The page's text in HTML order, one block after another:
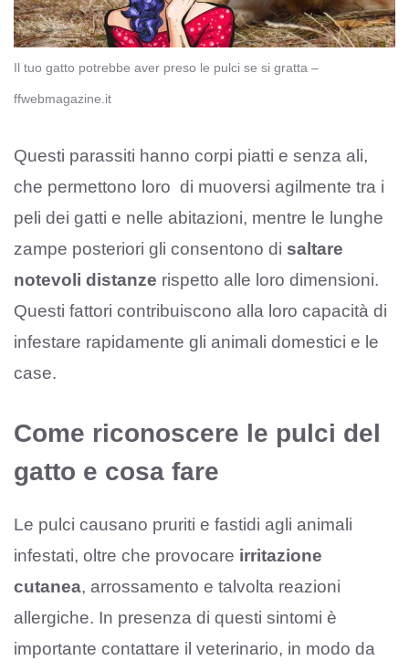
Il tuo gatto potrebbe aver preso le pulci se si gratta –
ffwebmagazine.it
Questi parassiti hanno corpi piatti e senza ali,
che permettono loro di muoversi agilmente tra i
peli dei gatti e nelle abitazioni, mentre le lunghe
zampe posteriori gli consentono di saltare
notevoli distanze rispetto alle loro dimensioni.
Questi fattori contribuiscono alla loro capacità di
infestare rapidamente gli animali domestici e le
case.
Come riconoscere le pulci del
gatto e cosa fare
Le pulci causano pruriti e fastidi agli animali
infestati, oltre che provocare irritazione
cutanea, arrossamento e talvolta reazioni
allergiche. In presenza di questi sintomi è
importante contattare il veterinario, in modo da